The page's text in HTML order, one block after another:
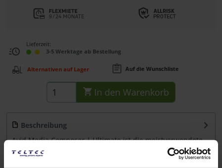
Lieferzeit:
3-5 Werktage ab Bestellung
Alternativen auf Lager Auf die Wunschliste
In den Warenkorb
Beschreibung
Avid Media Composer | Ultimate ist die meistverwendete
Video-Editing-Software für...